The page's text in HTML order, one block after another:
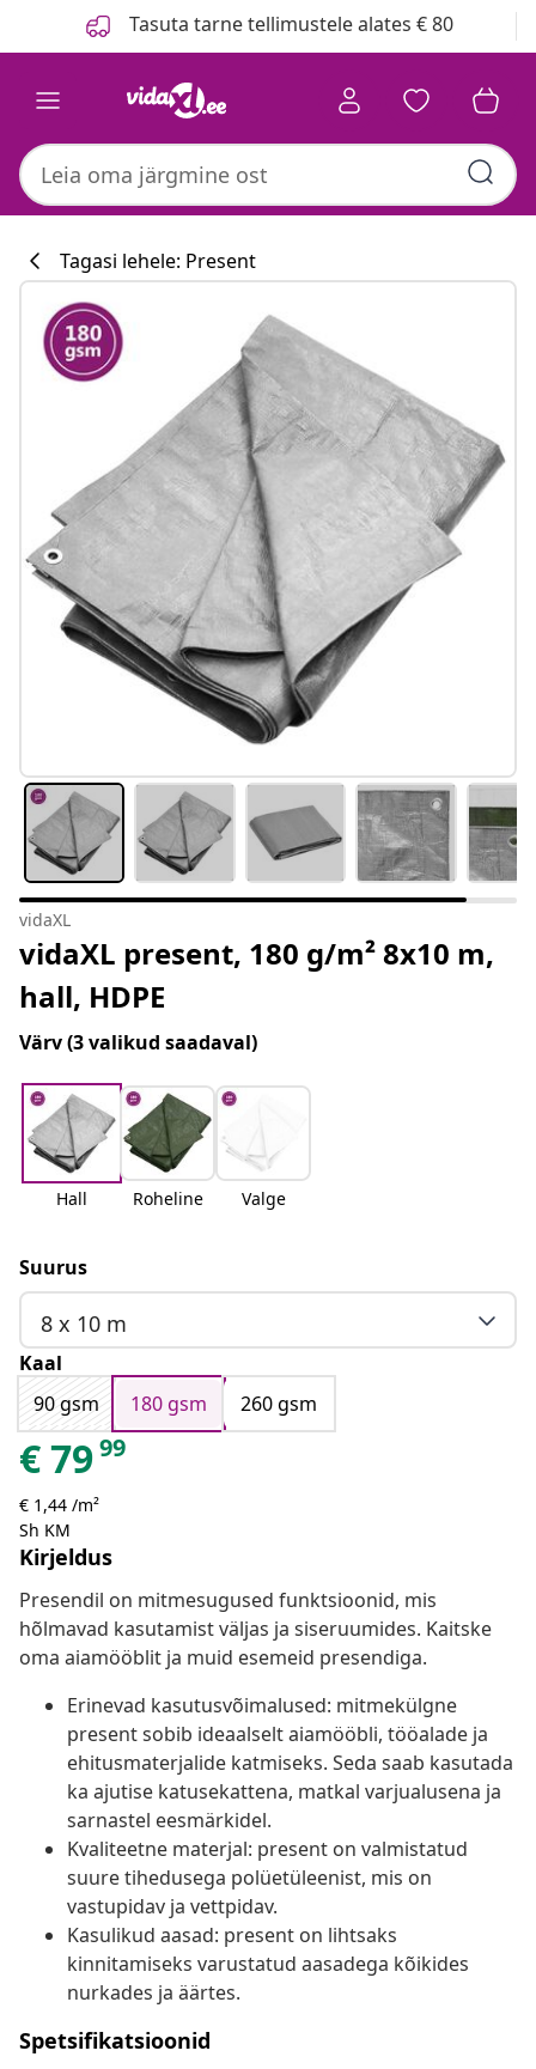
Tasuta tarne tellimustele alates € 80
#sharemevidaxl
Tagasi lehele: Present
vidaXL
vidaXL present, 180 g/m² 8x10 m,
hall, HDPE
Värv(3 valikud saadaval)
Hall Roheline Valge
Suurus
8 x 10 m
Kaal
90 gsm
180 gsm 260 gsm
€7999
€ 1,44 /m²
Sh KM
Kirjeldus
Presendil on mitmesugused funktsioonid, mis
hõlmavad kasutamist väljas ja siseruumides. Kaitske
oma aiamööblit ja muid esemeid presendiga.
Erinevad kasutusvõimalused: mitmekülgne
present sobib ideaalselt aiamööbli, tööalade ja
ehitusmaterjalide katmiseks. Seda saab kasutada
ka ajutise katusekattena, matkal varjualusena ja
sarnastel eesmärkidel.
Kvaliteetne materjal: present on valmistatud
suure tihedusega polüetüleenist, mis on
vastupidav ja vettpidav.
Kasulikud aasad: present on lihtsaks
kinnitamiseks varustatud aasadega kõikides
nurkades ja äärtes.
Spetsifikatsioonid